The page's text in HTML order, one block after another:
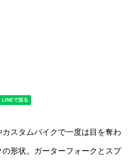
スタムバイクで一度は目を奪わ
形状。ガーターフォークとスプ